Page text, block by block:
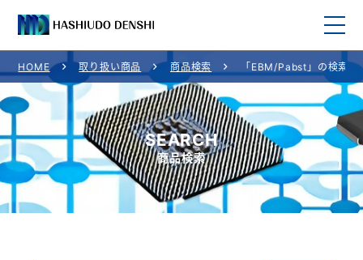
HOME
取り扱い商品
取り扱いメーカー一覧
ご利用案内
HOME 取り扱い商品 商品検索 「EBM/Pabst」の検索結
SEARCH
商品検索